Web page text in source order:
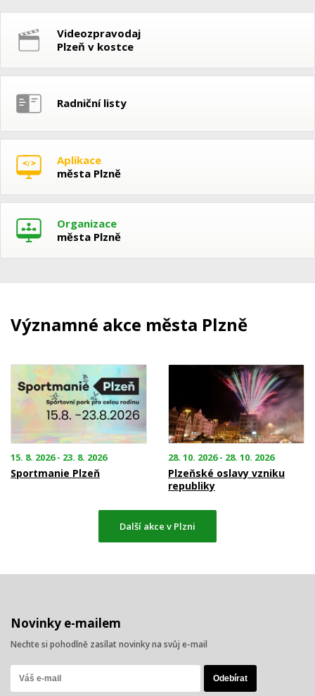
Videozpravodaj
Plzeň v kostce
Radniční listy
Aplikace
města Plzně
Organizace
města Plzně
Významné akce města Plzně
15. 8. 2026 - 23. 8. 2026
Sportmanie Plzeň
28. 10. 2026 - 28. 10. 2026
Plzeňské oslavy vzniku
republiky
Další akce v Plzni
Novinky e-mailem
Nechte si pohodlně zasílat novinky na svůj e-mail